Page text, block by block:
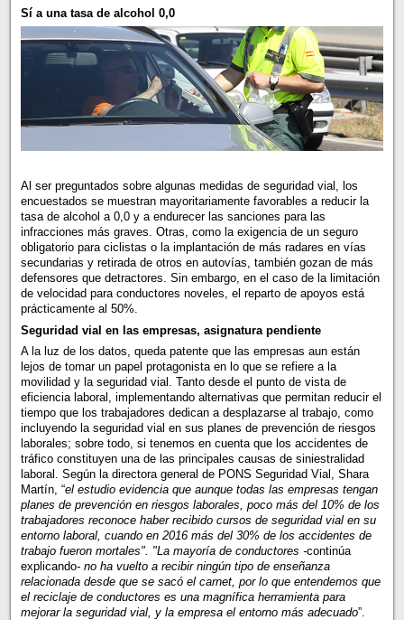
Sí a una tasa de alcohol 0,0
Al ser preguntados sobre algunas medidas de seguridad vial, los
encuestados se muestran mayoritariamente favorables a reducir la
tasa de alcohol a 0,0 y a endurecer las sanciones para las
infracciones más graves. Otras, como la exigencia de un seguro
obligatorio para ciclistas o la implantación de más radares en vías
secundarias y retirada de otros en autovías, también gozan de más
defensores que detractores. Sin embargo, en el caso de la limitación
de velocidad para conductores noveles, el reparto de apoyos está
prácticamente al 50%.
Seguridad vial en las empresas, asignatura pendiente
A la luz de los datos, queda patente que las empresas aun están
lejos de tomar un papel protagonista en lo que se refiere a la
movilidad y la seguridad vial. Tanto desde el punto de vista de
eficiencia laboral, implementando alternativas que permitan reducir el
tiempo que los trabajadores dedican a desplazarse al trabajo, como
incluyendo la seguridad vial en sus planes de prevención de riesgos
laborales; sobre todo, si tenemos en cuenta que los accidentes de
tráfico constituyen una de las principales causas de siniestralidad
laboral. Según la directora general de PONS Seguridad Vial, Shara
Martín, “el estudio evidencia que aunque todas las empresas tengan
planes de prevención en riesgos laborales, poco más del 10% de los
trabajadores reconoce haber recibido cursos de seguridad vial en su
entorno laboral, cuando en 2016 más del 30% de los accidentes de
trabajo fueron mortales". "La mayoría de conductores -continúa
explicando- no ha vuelto a recibir ningún tipo de enseñanza
relacionada desde que se sacó el carnet, por lo que entendemos que
el reciclaje de conductores es una magnífica herramienta para
mejorar la seguridad vial, y la empresa el entorno más adecuado”.